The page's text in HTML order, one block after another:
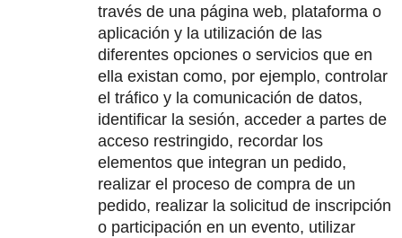
través de una página web, plataforma o
aplicación y la utilización de las
diferentes opciones o servicios que en
ella existan como, por ejemplo, controlar
el tráfico y la comunicación de datos,
identificar la sesión, acceder a partes de
acceso restringido, recordar los
elementos que integran un pedido,
realizar el proceso de compra de un
pedido, realizar la solicitud de inscripción
o participación en un evento, utilizar